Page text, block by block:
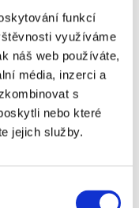
funkcí
využíváme
náš web používáte,
média, inzerci a
s
nebo které
jejich služby.